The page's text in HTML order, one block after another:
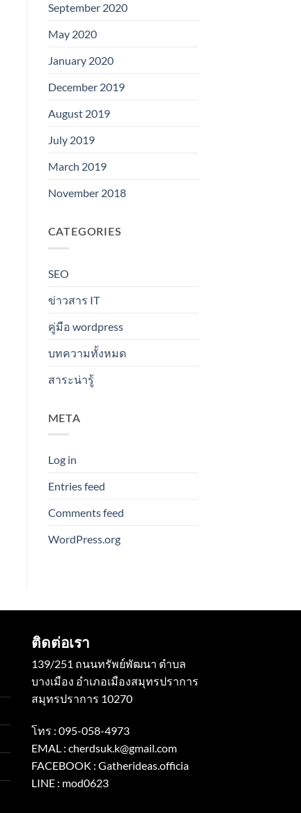
September 2020
May 2020
January 2020
December 2019
August 2019
July 2019
March 2019
November 2018
CATEGORIES
SEO
ข่าวสาร IT
คู่มือ wordpress
บทความทั้งหมด
สาระน่ารู้
META
Log in
Entries feed
Comments feed
WordPress.org
ติดต่อเรา
139/251 ถนนทรัพย์พัฒนา ตำบล
บางเมือง อำเภอเมืองสมุทรปราการ
สมุทรปราการ 10270
โทร : 095-058-4973
EMAL : cherdsuk.k@gmail.com
FACEBOOK : Gatherideas.officia
LINE : mod0623